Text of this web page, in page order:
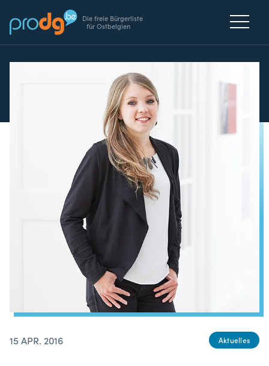
Die freie Bürgerliste
für Ostbelgien
15 APR. 2016 Aktuelles